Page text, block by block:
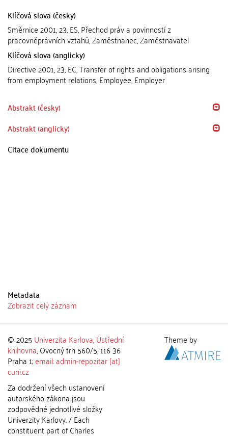
Klíčová slova (česky)
Směrnice 2001, 23, ES, Přechod práv a povinností z
pracovněprávních vztahů, Zaměstnanec, Zaměstnavatel
Klíčová slova (anglicky)
Directive 2001, 23, EC, Transfer of rights and obligations arising
from employment relations, Employee, Employer
Abstrakt (česky)
Abstrakt (anglicky)
Citace dokumentu
Metadata
Zobrazit celý záznam
© 2025 Univerzita Karlova,Ústřední
knihovna, Ovocný trh 560/5, 116 36
Praha 1;email: admin-repozitar [at]
cuni.cz
Za dodržení všech ustanovení
autorského zákona jsou
zodpovědné jednotlivé složky
Univerzity Karlovy. / Each
constituent part of Charles
Theme by